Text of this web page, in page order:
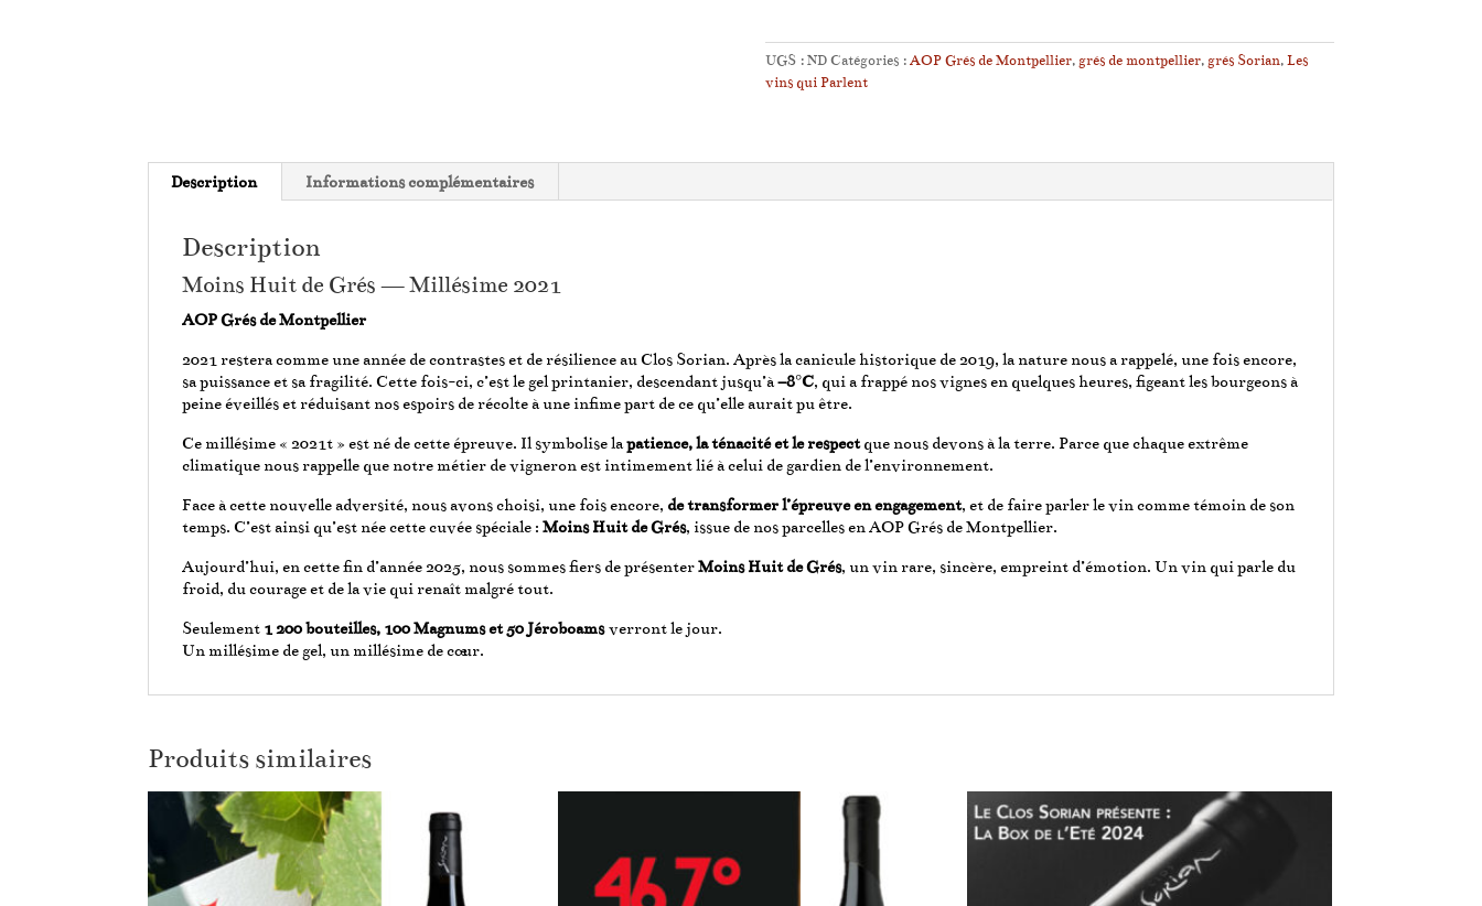
Grés
UGS :ND Catégories :AOP Grés de Montpellier, grés de montpellier, grés Sorian,Les
vins qui Parlent
Description Informations complémentaires
Description
Moins Huit de Grés — Millésime 2021
AOP Grés de Montpellier
2021 restera comme une année de contrastes et de résilience au Clos Sorian. Après la canicule historique de 2019, la nature nous a rappelé, une fois encore,
sa puissance et sa fragilité. Cette fois-ci, c’est le gel printanier, descendant jusqu’à–8°C, qui a frappé nos vignes en quelques heures, figeant les bourgeons à
peine éveillés et réduisant nos espoirs de récolte à une infime part de ce qu’elle aurait pu être.
Ce millésime « 2021t » est né de cette épreuve. Il symbolise lapatience, la ténacité et le respectque nous devons à la terre. Parce que chaque extrême
climatique nous rappelle que notre métier de vigneron est intimement lié à celui de gardien de l’environnement.
Face à cette nouvelle adversité, nous avons choisi, une fois encore, de transformer l’épreuve en engagement, et de faire parler le vin comme témoin de son
temps. C’est ainsi qu’est née cette cuvée spéciale :Moins Huit de Grés, issue de nos parcelles en AOP Grés de Montpellier.
Aujourd’hui, en cette fin d’année 2025, nous sommes fiers de présenterMoins Huit de Grés, un vin rare, sincère, empreint d’émotion. Un vin qui parle du
froid, du courage et de la vie qui renaît malgré tout.
Seulement 1 200 bouteilles, 100 Magnums et 50 Jéroboamsverront le jour.
Un millésime de gel, un millésime de cœur.
Produits similaires